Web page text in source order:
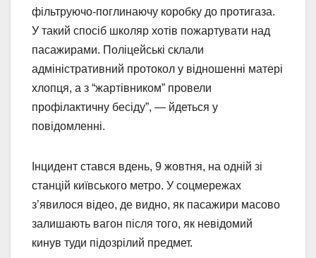
фільтруючо-поглинаючу коробку до протигаза.
У такий спосіб школяр хотів пожартувати над
пасажирами. Поліцейські склали
адміністративний протокол у відношенні матері
хлопця, а з “жартівником” провели
профілактичну бесіду”, — йдеться у
повідомленні.
Інцидент стався вдень, 9 жовтня, на одній зі
станцій київського метро. У соцмережах
з’явилося відео, де видно, як пасажири масово
залишають вагон після того, як невідомий
кинув туди підозрілий предмет.